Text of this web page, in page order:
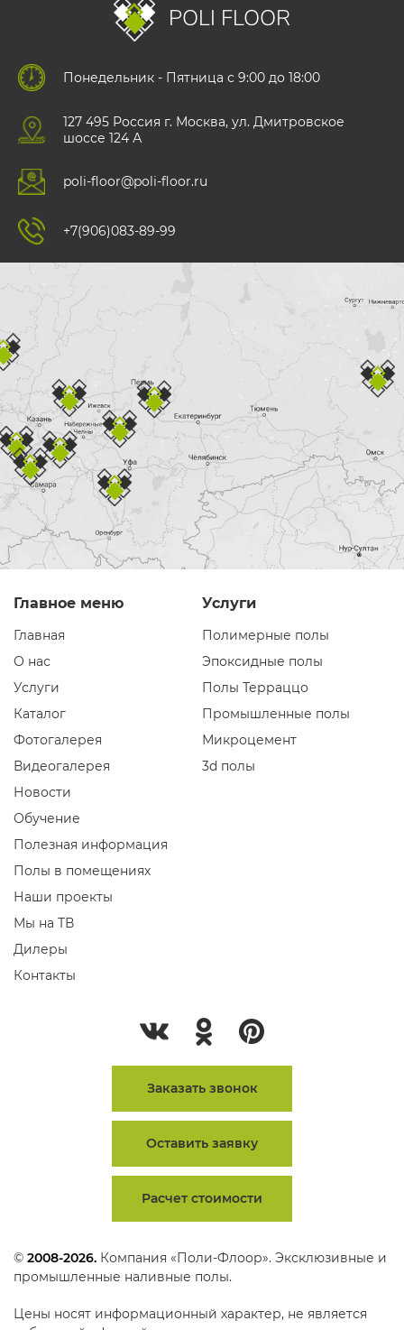
POLI FLOOR
Понедельник - Пятница с 9:00 до 18:00
127 495 Роccия г. Москва, ул. Дмитровское
шоссе 124 А
poli-floor@poli-floor.ru
+7(906)083-89-99
Главное меню
Главная
О нас
Услуги
Каталог
Фотогалерея
Видеогалерея
Новости
Обучение
Полезная информация
Полы в помещениях
Наши проекты
Мы на ТВ
Дилеры
Контакты
Услуги
Полимерные полы
Эпоксидные полы
Полы Терраццо
Промышленные полы
Микроцемент
3d полы
Заказать звонок
Оставить заявку
Расчет стоимости
© 2008-2026. Компания «Поли-Флоор». Эксклюзивные и
промышленные наливные полы.
Цены носят информационный характер, не является